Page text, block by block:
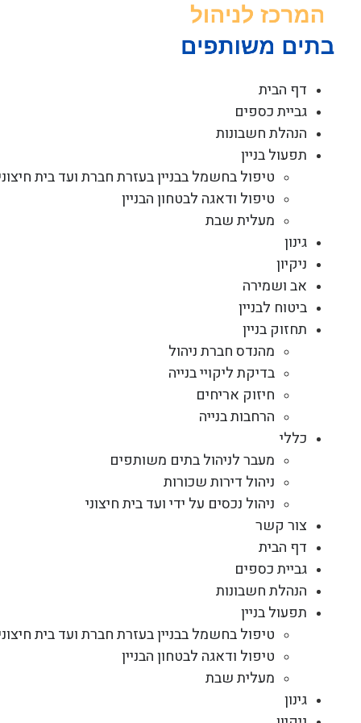
דף הבית
גביית כספים
הנהלת חשבונות
תפעול בניין
טיפול בחשמל בבניין בעזרת חברת ועד בית
טיפול ודאגה לבטחון הבניין
מעלית שבת
גינון
ניקיון
אב ושמירה
ביטוח לבניין
תחזוק בניין
מהנדס חברת ניהול
בדיקת ליקויי בנייה
חיזוק אריחים
הרחבות בנייה
כללי
מעבר לניהול בתים משותפים
ניהול דירות שכורות
ניהול נכסים על ידי ועד בית חיצוני
צור קשר
דף הבית
גביית כספים
הנהלת חשבונות
תפעול בניין
טיפול בחשמל בבניין בעזרת חברת ועד בית
טיפול ודאגה לבטחון הבניין
מעלית שבת
גינון